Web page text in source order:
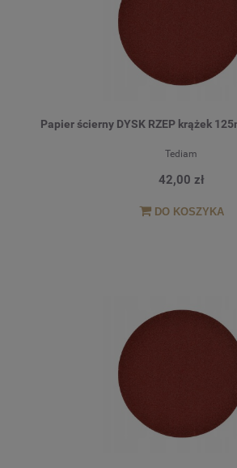
Papier ścierny DYSK RZEP krążek
Tediam
42,00 zł
DO KOSZYKA